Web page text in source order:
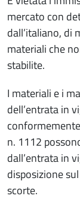
mercato con
dall’italiano, di
materiali che
stabilite.
I materiali e i
dell’entrata in
n. 1112
dall’entrata in
disposizione
scorte.